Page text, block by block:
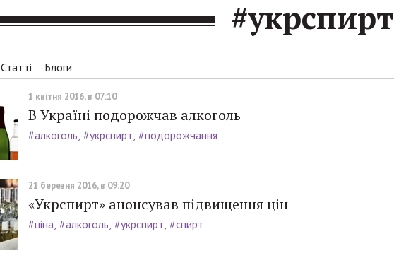
#укрспирт
Статті Блоги
1 квітня 2016, в 07:10
В Україні подорожчав алкоголь
#алкоголь #укрспирт #подорожчання
21 березня 2016, в 09:20
«Укрспирт» анонсував підвищення цін
#ціна #алкоголь #укрспирт #спирт